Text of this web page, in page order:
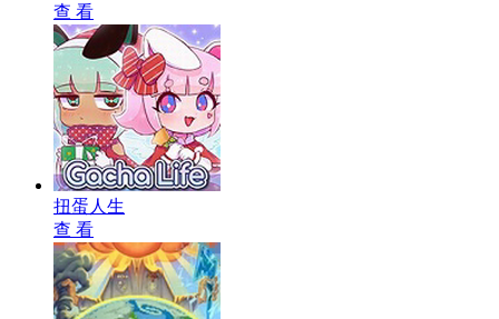
查 看
扭蛋人生
查 看